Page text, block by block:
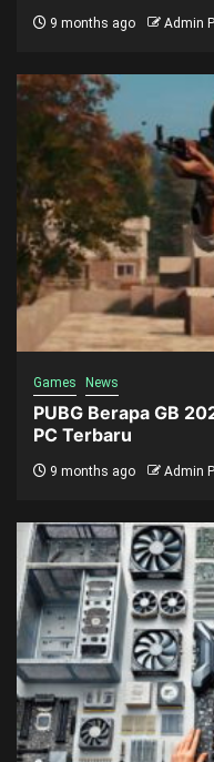
9 months ago Admin
Games News
PUBG Berapa GB
PC Terbaru
9 months ago Admin